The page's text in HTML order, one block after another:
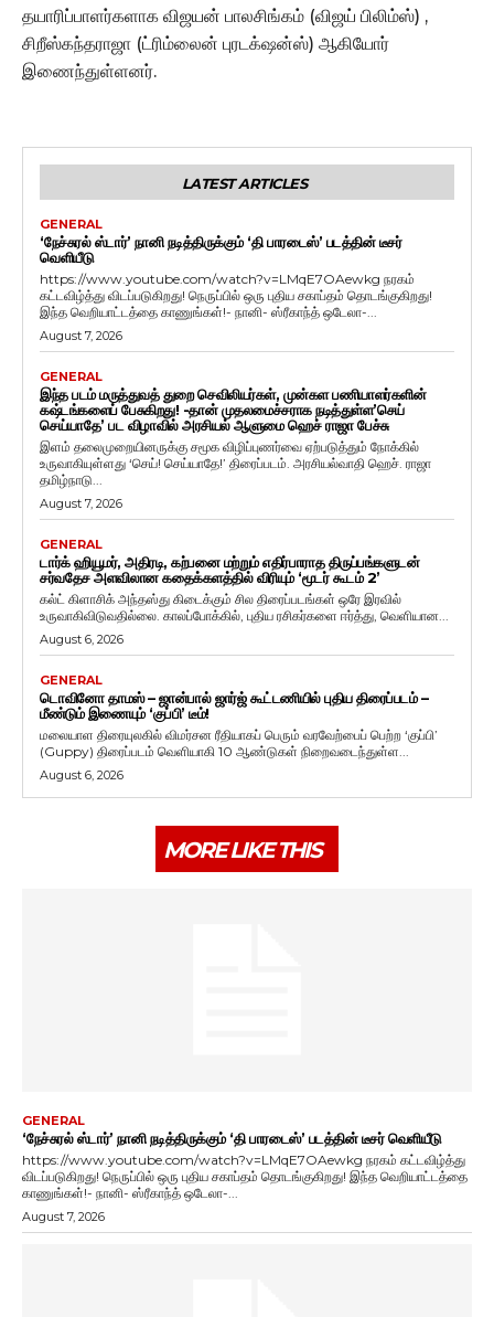
தயாரிப்பாளர்களாக விஜயன் பாலசிங்கம் (விஜய் பிலிம்ஸ்) ,
சிறீஸ்கந்தராஜா (ட்ரிம்லைன் புரடக்‌ஷன்ஸ்) ஆகியோர்
இணைந்துள்ளனர்.
LATEST ARTICLES
GENERAL
‘நேச்சுரல் ஸ்டார்’ நானி நடித்திருக்கும் ‘தி பாரடைஸ்’ படத்தின் டீசர்
வெளியீடு
https://www.youtube.com/watch?v=LMqE7OAewkg நரகம்
கட்டவிழ்த்து விடப்படுகிறது! நெருப்பில் ஒரு புதிய சகாப்தம் தொடங்குகிறது!
இந்த வெறியாட்டத்தை காணுங்கள்!- நானி- ஸ்ரீகாந்த் ஒடேலா-...
August 7, 2026
GENERAL
இந்த படம் மருத்துவத் துறை செவிலியர்கள், முன்கள பணியாளர்களின்
கஷ்டங்களைப் பேசுகிறது! -தான் முதலமைச்சராக நடித்துள்ள’செய்
செய்யாதே’ பட விழாவில் அரசியல் ஆளுமை ஹெச் ராஜா பேச்சு
இளம் தலைமுறையினருக்கு சமூக விழிப்புணர்வை ஏற்படுத்தும் நோக்கில்
உருவாகியுள்ளது ‘செய்! செய்யாதே!’ திரைப்படம். அரசியல்வாதி ஹெச். ராஜா
தமிழ்நாடு...
August 7, 2026
GENERAL
டார்க் ஹியூமர், அதிரடி, கற்பனை மற்றும் எதிர்பாராத திருப்பங்களுடன்
சர்வதேச அளவிலான கதைக்களத்தில் விரியும் ‘மூடர் கூடம் 2’
கல்ட் கிளாசிக் அந்தஸ்து கிடைக்கும் சில திரைப்படங்கள் ஒரே இரவில்
உருவாகிவிடுவதில்லை. காலப்போக்கில், புதிய ரசிகர்களை ஈர்த்து, வெளியான...
August 6, 2026
GENERAL
டொவினோ தாமஸ் – ஜான்பால் ஜார்ஜ் கூட்டணியில் புதிய திரைப்படம் –
மீண்டும் இணையும் ‘குப்பி’ டீம்!
மலையாள திரையுலகில் விமர்சன ரீதியாகப் பெரும் வரவேற்பைப் பெற்ற ‘குப்பி’
(Guppy) திரைப்படம் வெளியாகி 10 ஆண்டுகள் நிறைவடைந்துள்ள...
August 6, 2026
MORE LIKE THIS
GENERAL
‘நேச்சுரல் ஸ்டார்’ நானி நடித்திருக்கும் ‘தி பாரடைஸ்’ படத்தின் டீசர் வெளியீடு
https://www.youtube.com/watch?v=LMqE7OAewkg நரகம் கட்டவிழ்த்து
விடப்படுகிறது! நெருப்பில் ஒரு புதிய சகாப்தம் தொடங்குகிறது! இந்த வெறியாட்டத்தை
காணுங்கள்!- நானி- ஸ்ரீகாந்த் ஒடேலா-...
August 7, 2026